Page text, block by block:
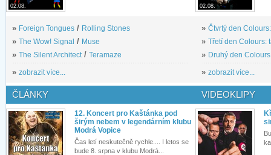
02.08.
» Foreign Tongues / Rolling Stones
» The Wow! Signal / Muse
» The Silent Architect/ Teramaze
» zobrazit více...
02.08.
» Čtvrtý den
» Třetí den Colours:
» Druhý den
» zobrazit více...
ČLÁNKY
12. Koncert pro Kaštánka pod
širým nebem v legendárním klubu
Modrá Vopice
Čas letí neskutečně rychle.... I letos se
bude 8. srpna v klubu Modrá...
VIDEOKLIPY